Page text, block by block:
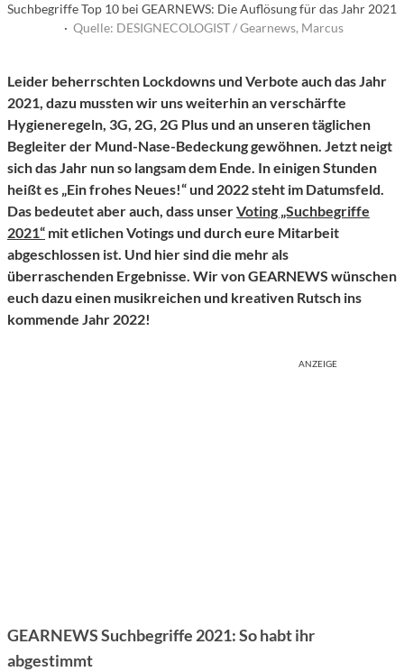
Suchbegriffe Top 10 bei GEARNEWS: Die Auflösung für das Jahr 2021
· Quelle: DESIGNECOLOGIST / Gearnews, Marcus
Leider beherrschten Lockdowns und Verbote auch das Jahr
2021, dazu mussten wir uns weiterhin an verschärfte
Hygieneregeln, 3G, 2G, 2G Plus und an unseren täglichen
Begleiter der Mund-Nase-Bedeckung gewöhnen. Jetzt neigt
sich das Jahr nun so langsam dem Ende. In einigen Stunden
heißt es „Ein frohes Neues!“ und 2022 steht im Datumsfeld.
Das bedeutet aber auch, dass unserVoting „Suchbegriffe
2021“ mit etlichen Votings und durch eure Mitarbeit
abgeschlossen ist. Und hier sind die mehr als
überraschenden Ergebnisse. Wir von GEARNEWS wünschen
euch dazu einen musikreichen und kreativen Rutsch ins
kommende Jahr 2022!
ANZEIGE
GEARNEWS Suchbegriffe 2021: So habt ihr
abgestimmt